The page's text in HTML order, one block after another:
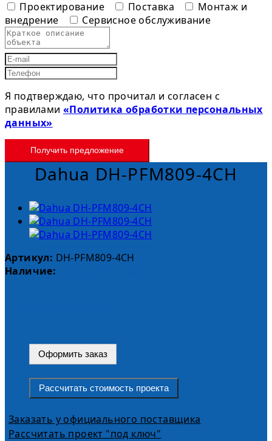
Проектирование Поставка
Монтаж и
внедрение
Сервисное обслуживание
Я подтверждаю, что прочитал и согласен с
правилами«Политика обработки персональных
данных»
Получить предложение
Dahua DH-PFM809-4CH
Артикул: DH-PFM809-4CH
Наличие:
Оформить заказ
Рассчитать стоимость проекта
Заказать у официального поставщика
Рассчитать проект "под ключ"